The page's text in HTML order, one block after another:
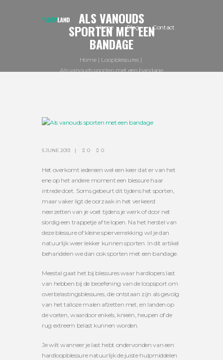
Home Blog Contact
ALS VANOUDS
SPORTEN MET EEN
BANDAGE
Home
Loopblessures
Als vanouds sporten met een bandage
5 JUNE 2013 0 0
Het overkomt iedereen wel een keer dat er van het
ene op het andere moment een blessure haar
intrede doet. Soms gebeurt dit tijdens het sporten,
maar vaker ligt de oorzaak in het verkeerd
neerzetten van je voet tijdens je werk of door net
slordig een trappetje af te lopen. Na het herstel van
deze blessure of kleine spierverrekking wil je dan
natuurlijk weer lekker kunnen sporten. In dit artikel
behandelen we dan ook sporten met een bandage.
Meestal gaat het bij blessures waar hardlopers last
van hebben bij de beoefening van de loopsport om
overbelastingsblessures, die ontstaan zijn als gevolg
van het talloze malen afzetten met, en landen op
de voeten, waardoor enkels, knieën, heupen of de
rug extreem belast kunnen worden.
Je wilt wanneer je last hebt ondervonden van een
hardloopblessure natuurlijk de juiste hulpmiddelen